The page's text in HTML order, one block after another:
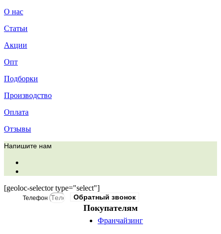
О нас
Статьи
Акции
Опт
Подборки
Производство
Оплата
Отзывы
Напишите нам
[geoloc-selector type="select"]
Телефон Обратный звонок
Покупателям
Франчайзинг